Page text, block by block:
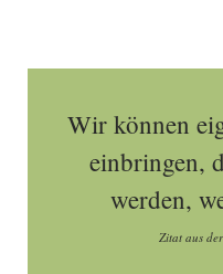
Wir können
einbringen,
werden,
Zitat aus